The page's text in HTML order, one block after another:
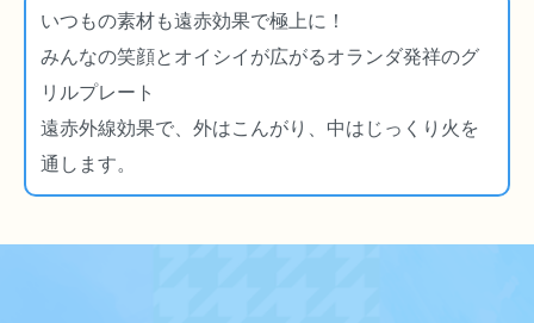
いつもの素材も遠赤効果で極上に！
みんなの笑顔とオイシイが広がるオランダ発祥のグ
リルプレート
遠赤外線効果で、外はこんがり、中はじっくり火を
通します。